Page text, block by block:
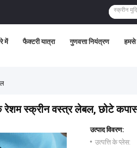
में फैक्टरी यात्रा गुणवत्ता नियंत्रण हमसे
रेशम स्क्रीन वस्त्र लेबल, छोटे
उत्पाद विवरण:
उत्पत्ति के प्लेस: